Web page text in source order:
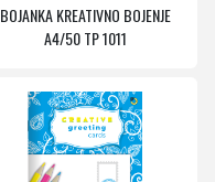
BOJANKA KREATIVNO BOJENJE
A4/50 TP 1011